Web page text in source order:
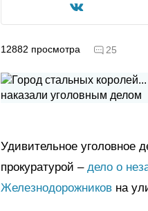
12882 просмотра 25
Удивительное уголовное
прокуратурой – дело о
Железнодорожников на